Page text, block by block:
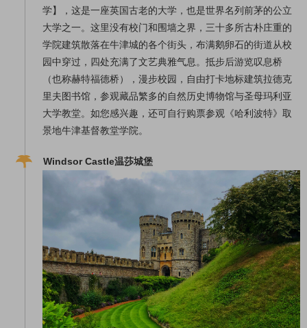
学】，这是一座英国古老的大学，也是世界名列前茅的公立
大学之一。这里没有校门和围墙之界，三十多所古朴庄重的
学院建筑散落在牛津城的各个街头，布满鹅卵石的街道从校
园中穿过，四处充满了文艺典雅气息。抵步后游览叹息桥
（也称赫特福德桥），漫步校园，自由打卡地标建筑拉德克
里夫图书馆，参观藏品繁多的自然历史博物馆与圣母玛利亚
大学教堂。如您感兴趣，还可自行购票参观《哈利波特》取
景地牛津基督教堂学院。
Windsor Castle温莎城堡